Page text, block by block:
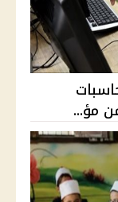
الحاسبات
مؤ...